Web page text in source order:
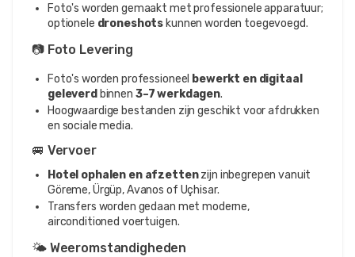
Foto's worden gemaakt met professionele apparatuur;
optionele droneshots kunnen worden toegevoegd.
📷 Foto Levering
Foto's worden professioneel bewerkt en digitaal
geleverd binnen 3–7 werkdagen.
Hoogwaardige bestanden zijn geschikt voor afdrukken
en sociale media.
🚐 Vervoer
Hotel ophalen en afzettenzijn inbegrepen vanuit
Göreme, Ürgüp, Avanos of Uçhisar.
Transfers worden gedaan met moderne,
airconditioned voertuigen.
🌤️ Weeromstandigheden